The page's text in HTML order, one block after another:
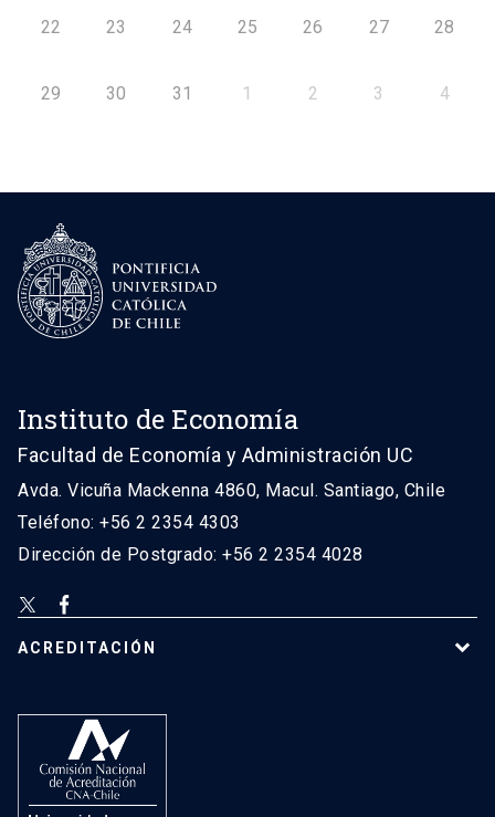
22 23 24 25 26 27 28
29 30 31 1 2 3 4
Instituto de Economía
Facultad de Economía y Administración UC
Avda. Vicuña Mackenna 4860, Macul. Santiago, Chile
Teléfono: +56 2 2354 4303
Dirección de Postgrado: +56 2 2354 4028
ACREDITACIÓN